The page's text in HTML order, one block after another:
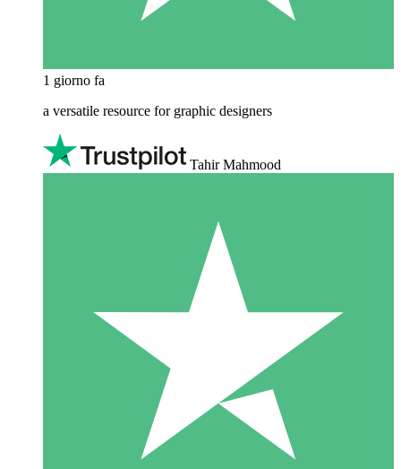
1 giorno fa
a versatile resource for graphic designers
Tahir Mahmood